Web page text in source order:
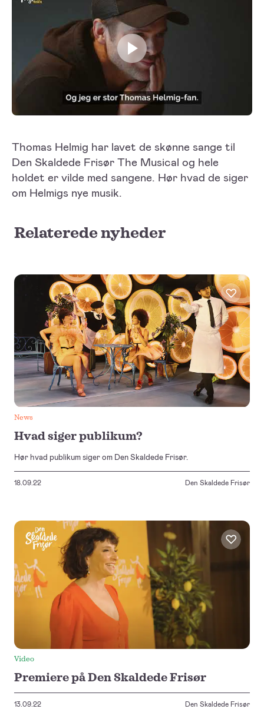
Play video
Thomas Helmig har lavet de skønne sange til
Den Skaldede Frisør The Musical og hele
holdet er vilde med sangene. Hør hvad de siger
om Helmigs nye musik.
Relaterede nyheder
News
Hvad siger publikum?
Hør hvad publikum siger om Den Skaldede Frisør.
18.09.22 Den Skaldede Frisør
Video
Premiere på Den Skaldede Frisør
13.09.22 Den Skaldede Frisør